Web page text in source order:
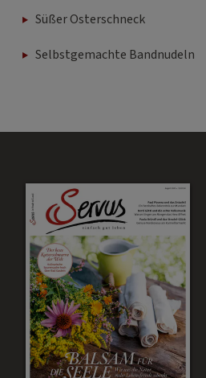
Süßer Osterschneck
Selbstgemachte Bandnudeln